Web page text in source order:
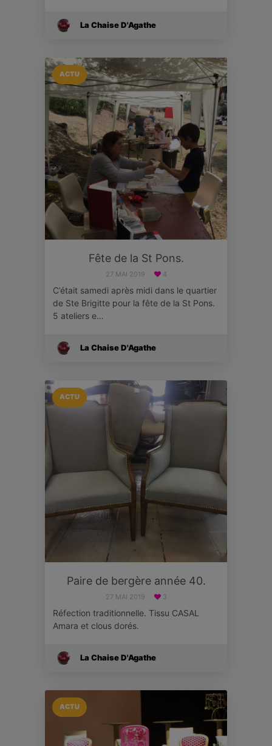
La Chaise D'Agathe
ACTU
Fête de la St Pons.
27 MAI 2019 4
C’était samedi après midi dans le quartier
de Ste Brigitte pour la fête de la St Pons.
5 ateliers e…
La Chaise D'Agathe
ACTU
Paire de bergère année 40.
27 MAI 2019 3
Réfection traditionnelle. Tissu CASAL
Amara et clous dorés.
La Chaise D'Agathe
ACTU